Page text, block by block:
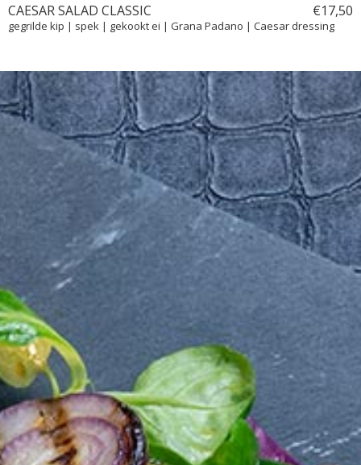
CAESAR SALAD CLASSIC €17,50
gegrilde kip | spek | gekookt ei | Grana Padano | Caesar dressing